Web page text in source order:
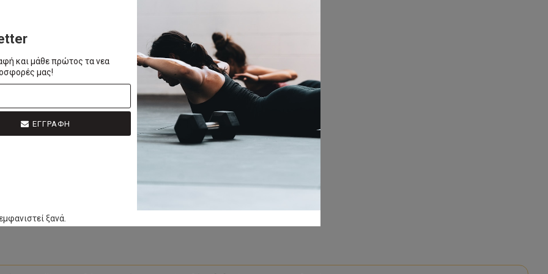
και μάθε πρώτος τα νεα
μας!
ΕΓΓΡΑΦΗ
ξανά.
αμινοξέα
κάποια προσοχή, αλλά είναι δυνατόν. Πολλοί φοβούνται ότι χωρίς τα τρόφιμα ζωικής προέλευσης δεν μπορούν να κάνουν bodybuilding